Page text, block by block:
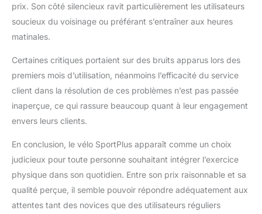
prix. Son côté silencieux ravit particulièrement les utilisateurs
soucieux du voisinage ou préférant s’entraîner aux heures
matinales.
Certaines critiques portaient sur des bruits apparus lors des
premiers mois d’utilisation, néanmoins l’efficacité du service
client dans la résolution de ces problèmes n’est pas passée
inaperçue, ce qui rassure beaucoup quant à leur engagement
envers leurs clients.
En conclusion, le vélo SportPlus apparaît comme un choix
judicieux pour toute personne souhaitant intégrer l’exercice
physique dans son quotidien. Entre son prix raisonnable et sa
qualité perçue, il semble pouvoir répondre adéquatement aux
attentes tant des novices que des utilisateurs réguliers